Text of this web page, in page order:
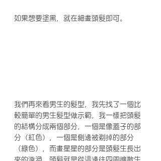
如果想要塗黑，就在細畫頭髮即可。
我們再來看男生的髮型，我先找了一個比
較簡單的男生髮型做示範，我一樣把頭髮
的結構分成兩個部分，一個是像蓋子的部
分（紅色），一個是側邊被剃掉的部分
（綠色），而畫星星的部分是頭髮生長出
來的漩渦，頭髮就是從這邊往四周擴散生